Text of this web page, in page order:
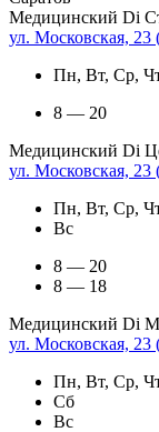
Медицинский Di
ул. Московская, 23
Пн, Вт, Ср,
8 — 20
Медицинский Di
ул. Московская,
Пн, Вт, Ср,
Вс
8 — 20
8 — 18
Медицинский Di
ул. Московская,
Пн, Вт, Ср,
Сб
Вс